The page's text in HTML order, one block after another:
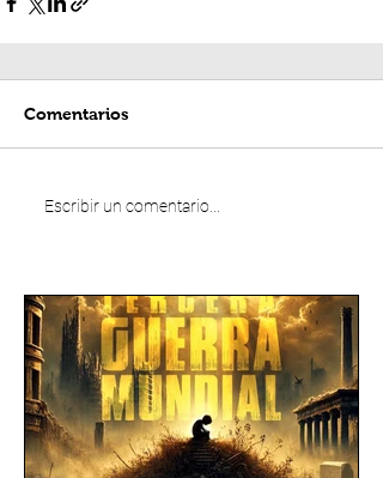
Comentarios
Escribir un comentario...